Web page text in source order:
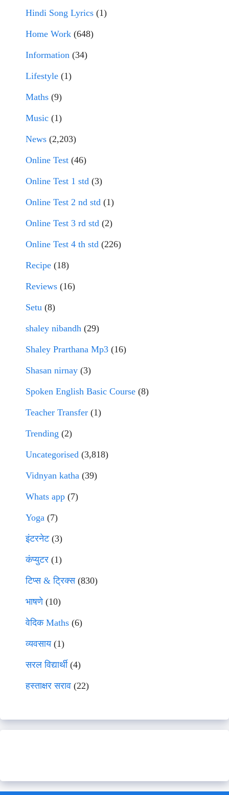
Hindi Song Lyrics (1)
Home Work (648)
Information (34)
Lifestyle (1)
Maths (9)
Music (1)
News (2,203)
Online Test (46)
Online Test 1 std (3)
Online Test 2 nd std (1)
Online Test 3 rd std (2)
Online Test 4 th std (226)
Recipe (18)
Reviews (16)
Setu (8)
shaley nibandh (29)
Shaley Prarthana Mp3 (16)
Shasan nirnay (3)
Spoken English Basic Course (8)
Teacher Transfer (1)
Trending (2)
Uncategorised (3,818)
Vidnyan katha (39)
Whats app (7)
Yoga (7)
इंटरनेट(3)
कंप्युटर (1)
टिप्स & ट्रिक्स(830)
भाषणे(10)
वेदिक Maths (6)
व्यवसाय(1)
सरल विद्यार्थी(4)
हस्ताक्षर सराव (22)